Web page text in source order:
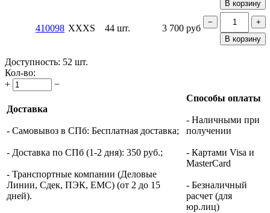
В корзину
410098 XXXS 44 шт. 3 700 руб
−
+
В корзину
Доступность: 52 шт.
Кол-во:
+
−
Доставка
- Самовывоз в СПб: Бесплатная доставка;
- Доставка по СПб (1-2 дня): 350 руб.;
- Транспортные компании (Деловые
Линии, Сдек, ПЭК, ЕМС) (от 2 до 15
дней).
Способы оплаты
- Наличными при
получении
- Картами Visa и
MasterCard
- Безналичный
расчет (для
юр.лиц)